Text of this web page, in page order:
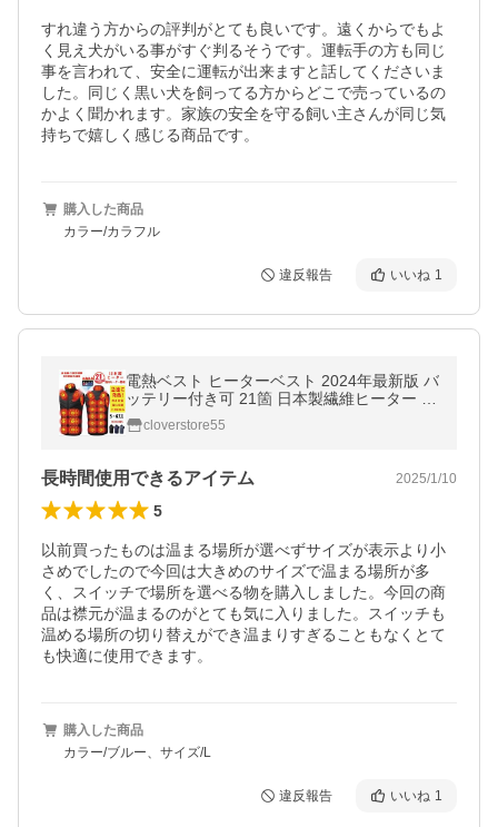
すれ違う方からの評判がとても良いです。遠くからでもよ
く見え犬がいる事がすぐ判るそうです。運転手の方も同じ
事を言われて、安全に運転が出来ますと話してくださいま
した。同じく黒い犬を飼ってる方からどこで売っているの
かよく聞かれます。家族の安全を守る飼い主さんが同じ気
持ちで嬉しく感じる商品です。
購入した商品
カラー/カラフル
違反報告 いいね 1
電熱ベスト ヒーターベスト 2024年最新版 バ
ッテリー付き可 21箇 日本製繊維ヒーター 電
気ベスト 発熱ベスト 三段階温度調節 USB式
給電 ワークマン 防寒 ベスト
cloverstore55
長時間使用できるアイテム 2025/1/10
5
以前買ったものは温まる場所が選べずサイズが表示より小
さめでしたので今回は大きめのサイズで温まる場所が多
く、スイッチで場所を選べる物を購入しました。今回の商
品は襟元が温まるのがとても気に入りました。スイッチも
温める場所の切り替えができ温まりすぎることもなくとて
も快適に使用できます。
購入した商品
カラー/ブルー、サイズ/L
違反報告 いいね 1